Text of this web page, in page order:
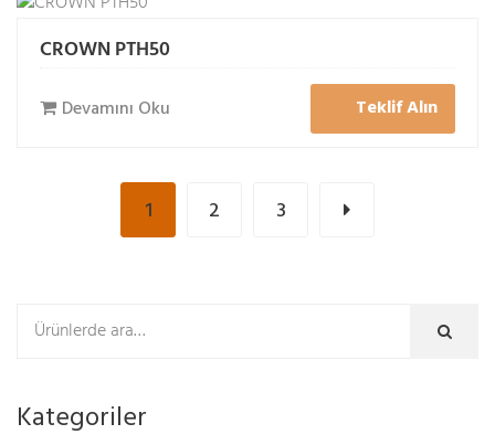
CROWN PTH50
Devamını Oku Teklif Alın
1 2 3
Kategoriler